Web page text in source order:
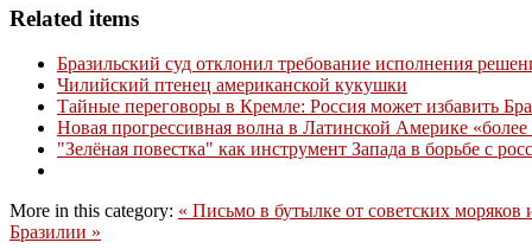
Related items
Бразильский суд отклонил требование исполнения
Чилийский птенец американской кукушки
Тайные переговоры в Кремле: Россия может избавить
Новая прогрессивная волна в Латинской Америке
"Зелёная повестка" как инструмент Запада в борьбе с
More in this category: « Письмо в бутылке от советских
Бразилии »